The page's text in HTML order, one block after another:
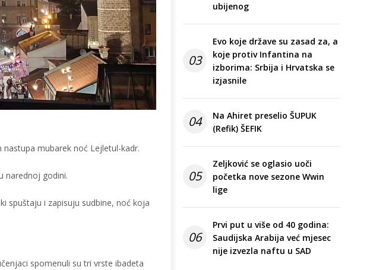
mubarek noć Lejletul-kadr.
narednoj godini.
spuštaju i zapisuju sudbine, noć koja
spomenuli su tri vrste ibadeta
ubijenog
03
Evo koje države su zasad za, a
koje protiv Infantina na
izborima: Srbija i Hrvatska se
izjasnile
04
Na Ahiret preselio ŠUPUK
(Refik) ŠEFIK
05
Zeljković se oglasio uoči
početka nove sezone Wwin
lige
06
Prvi put u više od 40 godina:
Saudijska Arabija već mjesec
nije izvezla naftu u SAD